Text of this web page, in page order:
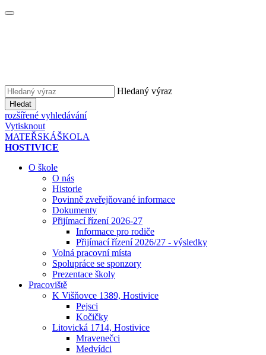
Hledaný výraz
Hledat
rozšířené vyhledávání
Vytisknout
MATEŘSKÁŠKOLA
HOSTIVICE
O škole
O nás
Historie
Povinně zveřejňované informace
Dokumenty
Přijímací řízení 2026-27
Informace pro rodiče
Přijímací řízení 2026/27 - výsledky
Volná pracovní místa
Spolupráce se sponzory
Prezentace školy
Pracoviště
K Višňovce 1389, Hostivice
Pejsci
Kočičky
Litovická 1714, Hostivice
Mravenečci
Medvídci